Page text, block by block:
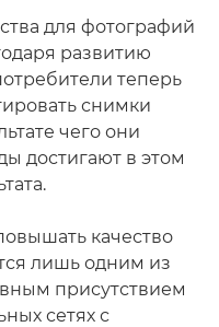
для фотографий
развитию
теперь
снимки
чего они
достигают в этом
качество
лишь одним из
присутствием
сетях с